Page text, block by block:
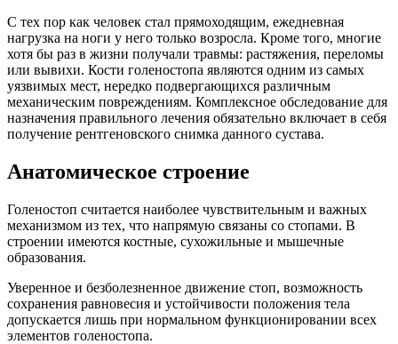
С тех пор как человек стал прямоходящим, ежедневная
нагрузка на ноги у него только возросла. Кроме того, многие
хотя бы раз в жизни получали травмы: растяжения, переломы
или вывихи. Кости голеностопа являются одним из самых
уязвимых мест, нередко подвергающихся различным
механическим повреждениям. Комплексное обследование для
назначения правильного лечения обязательно включает в себя
получение рентгеновского снимка данного сустава.
Анатомическое строение
Голеностоп считается наиболее чувствительным и важных
механизмом из тех, что напрямую связаны со стопами. В
строении имеются костные, сухожильные и мышечные
образования.
Уверенное и безболезненное движение стоп, возможность
сохранения равновесия и устойчивости положения тела
допускается лишь при нормальном функционировании всех
элементов голеностопа.